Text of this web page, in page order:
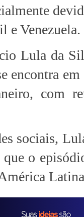
e Venezuela.
Lula da
encontra
com
sociais,
o